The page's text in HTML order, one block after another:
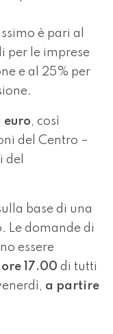
è pari al
per le imprese
e al 25% per
, così
del Centro –
del
base di una
Le domande di
essere
17.00 di tutti
a partire